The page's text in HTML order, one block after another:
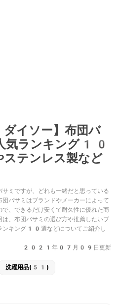
ダイソー】布団バ
気ランキング10
ステンレス製など
ミですが、どれも一緒だと思っている
バサミはブランドやメーカーによって
、できるだけ安くて耐久性に優れた商
、布団バサミの選び方や推薦したいブ
ンキング10選などについてご紹介し
2021年07月09日更新
洗濯用品(51)